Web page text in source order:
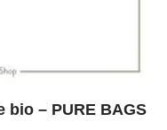
bio – PURE BAGS